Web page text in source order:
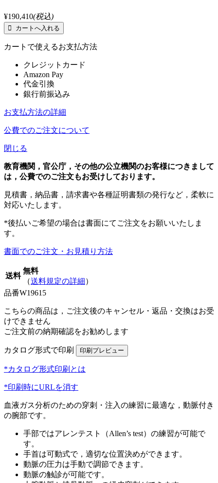
¥190,410(税込)
カートで使えるお支払方法
クレジットカード
Amazon Pay
代金引換
銀行前振込み
お支払方法の詳細
公費でのご注文について
閉じる
教育機関，官公庁，その他の公立機関のお客様につきまして
は，公費でのご注文もお受けしております。
見積書，納品書，請求書や各種証明書類の発行など，柔軟に
対応いたします。
*後払いご希望の場合は書面にてご注文をお願いいたしま
す。
書面でのご注文・お見積り方法
送料
無料
（送料規定の詳細）
品番W19615
こちらの商品は，ご注文後のキャンセル・返品・交換はお受
けできません
ご注文前の納期確認をお勧めします
カタログ形式で印刷
*カタログ形式印刷とは
*印刷時にURLを消す
血液ガス分析のための穿刺・注入の練習に最適な，動脈付き
の腕部です。
手部ではアレンテスト（Allen’s test）の練習が可能で
す。
手首は可動式で，適切な位置決めができます。
動脈の圧力は手動で調節できます。
動脈の触診が可能です。